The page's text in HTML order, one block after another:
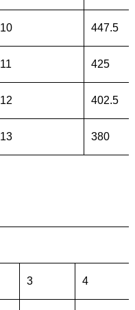
10 447.5
11 425
12 402.5
13 380
3 4